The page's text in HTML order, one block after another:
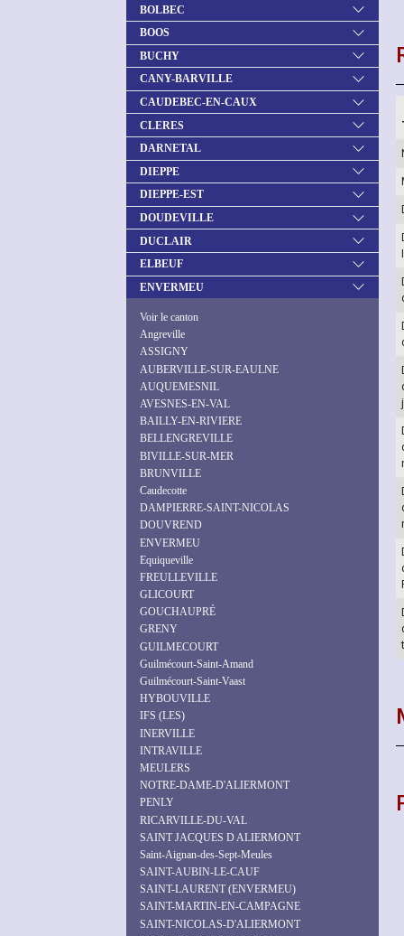
BOLBEC
BOOS
BUCHY
CANY-BARVILLE
CAUDEBEC-EN-CAUX
CLERES
DARNETAL
DIEPPE
DIEPPE-EST
DOUDEVILLE
DUCLAIR
ELBEUF
ENVERMEU
Voir le canton
Angreville
ASSIGNY
AUBERVILLE-SUR-EAULNE
AUQUEMESNIL
AVESNES-EN-VAL
BAILLY-EN-RIVIERE
BELLENGREVILLE
BIVILLE-SUR-MER
BRUNVILLE
Caudecotte
DAMPIERRE-SAINT-NICOLAS
DOUVREND
ENVERMEU
Equiqueville
FREULLEVILLE
GLICOURT
GOUCHAUPRÉ
GRENY
GUILMECOURT
Guilmécourt-Saint-Amand
Guilmécourt-Saint-Vaast
HYBOUVILLE
IFS (LES)
INERVILLE
INTRAVILLE
MEULERS
NOTRE-DAME-D'ALIERMONT
PENLY
RICARVILLE-DU-VAL
SAINT JACQUES D ALIERMONT
Saint-Aignan-des-Sept-Meules
SAINT-AUBIN-LE-CAUF
SAINT-LAURENT (ENVERMEU)
SAINT-MARTIN-EN-CAMPAGNE
SAINT-NICOLAS-D'ALIERMONT